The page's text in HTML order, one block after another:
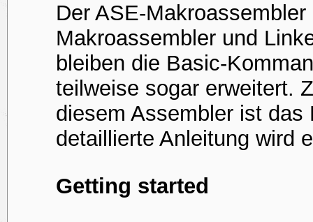
Der ASE-
Makroassembler und
bleiben die Basic-
teilweise sogar erweitert.
diesem Assembler ist das
detaillierte Anleitung wird
Getting started